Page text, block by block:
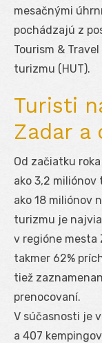
mesačnými
pochádzajú z
Tourism &
turizmu (HUT).
Turisti
Zadar a
Od začiatku
ako 3,2
ako 18 miliónov
turizmu je
v regióne mesta
takmer 62%
tiež
prenocovaní.
V súčasnosti je
a 407